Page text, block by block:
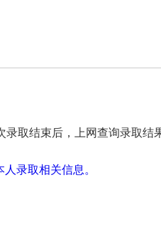
取结束后，上网查询录取结果
录取相关信息。